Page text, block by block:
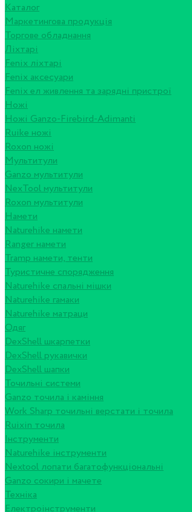
Каталог
Маркетингова продукція
Торгове обладнання
Ліхтарі
Fenix ліхтарі
Fenix аксесуари
Fenix ел живлення та зарядні пристрої
Ножі
Ножі Ganzo-Firebird-Adimanti
Ruike ножі
Roxon ножi
Мультитули
Ganzo мультитули
NexTool мультитули
Roxon мультитули
Намети
Naturehike намети
Ranger намети
Tramp намети, тенти
Туристичне спорядження
Naturehike спальні мішки
Naturehike гамаки
Naturehike матраци
Одяг
DexShell шкарпетки
DexShell рукавички
DexShell шапки
Точильні системи
Ganzo точила і каміння
Work Sharp точильні верстати і точила
Ruixin точила
Інструменти
Naturehike інструменти
Nextool лопати багатофункціональні
Ganzo сокири і мачете
Техніка
Електроінструменти